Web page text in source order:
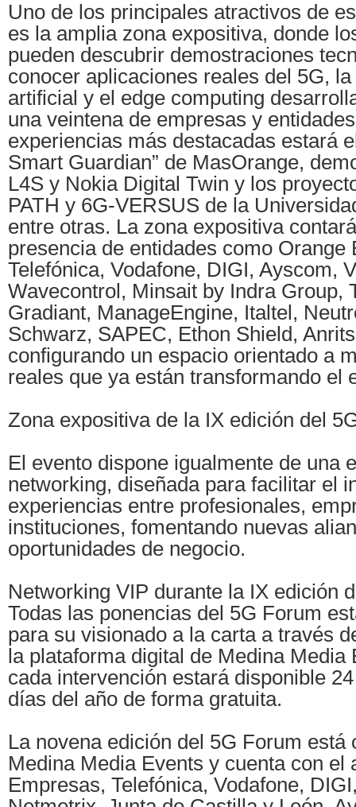
Uno de los principales atractivos de
es la amplia zona expositiva, donde
pueden descubrir demostraciones
conocer aplicaciones reales del 5G,
artificial y el edge computing
una veintena de empresas y
experiencias más destacadas estará
Smart Guardian” de MasOrange,
L4S y Nokia Digital Twin y los
PATH y 6G-VERSUS de la
entre otras. La zona expositiva
presencia de entidades como Orange
Telefónica, Vodafone, DIGI, Ayscom,
Wavecontrol, Minsait by Indra Group,
Gradiant, ManageEngine, Italtel,
Schwarz, SAPEC, Ethon Shield,
configurando un espacio orientado a
reales que ya están transformando el
Zona expositiva de la IX edición del
El evento dispone igualmente de una
networking, diseñada para facilitar el
experiencias entre profesionales,
instituciones, fomentando nuevas
oportunidades de negocio.
Networking VIP durante la IX edición
Todas las ponencias del 5G Forum
para su visionado a la carta a través
la plataforma digital de Medina Media
cada intervención estará disponible
días del año de forma gratuita.
La novena edición del 5G Forum está
Medina Media Events y cuenta con el
Empresas, Telefónica, Vodafone,